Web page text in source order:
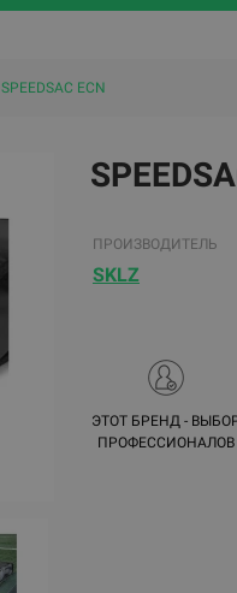
SPEEDSAC ECN
ПРОИЗВОДИТЕЛЬ
SKLZ
ЭТОТ БРЕНД -
ПРОФЕССИОНАЛОВ